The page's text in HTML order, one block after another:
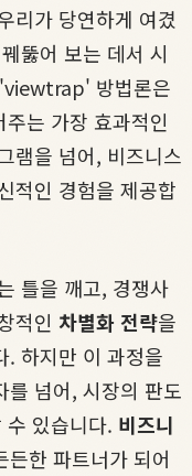
리가 당연하게 여겼
뚫어 보는 데서 시
방법론은
는 가장 효과적인
램을 넘어, 비즈니스
적인 경험을 제공합
틀을 깨고, 경쟁사
적인 차별화 전략을
. 하지만 이 과정을
를 넘어, 시장의 판도
있습니다. 비즈니
한 파트너가 되어